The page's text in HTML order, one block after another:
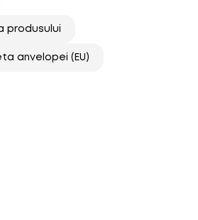
produsului
anvelopei (EU)